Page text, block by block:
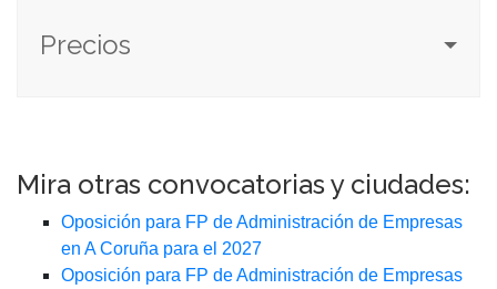
Precios
Mira otras convocatorias y ciudades:
Oposición para FP de Administración de Empresas
en A Coruña para el 2027
Oposición para FP de Administración de Empresas